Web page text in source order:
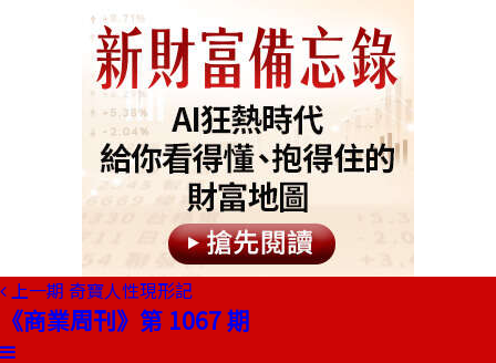
上一期 奇寶人性現形記
《商業周刊》第 1067 期